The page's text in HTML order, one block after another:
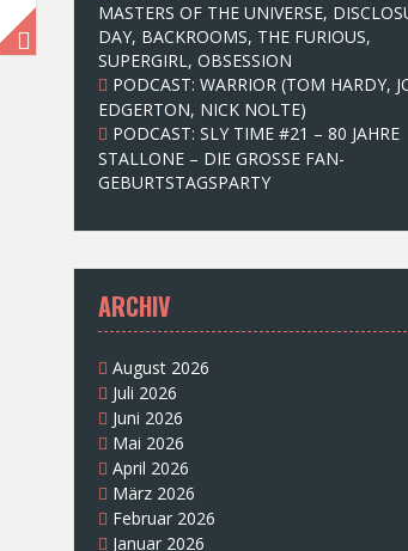
MASTERS OF THE UNIVERSE,
DAY, BACKROOMS, THE FURIOUS,
SUPERGIRL, OBSESSION
PODCAST: WARRIOR (TOM HARDY,
EDGERTON, NICK NOLTE)
PODCAST: SLY TIME #21 – 80 JAHRE
STALLONE – DIE GROSSE FAN-
GEBURTSTAGSPARTY
ARCHIV
August 2026
Juli 2026
Juni 2026
Mai 2026
April 2026
März 2026
Februar 2026
Januar 2026